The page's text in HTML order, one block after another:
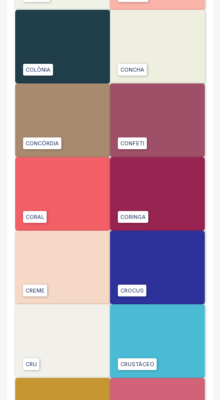
COLÔNIA CONCHA
CONCÓRDIA CONFETI
CORAL CORINGA
CREME CROCUS
CRU CRUSTÁCEO